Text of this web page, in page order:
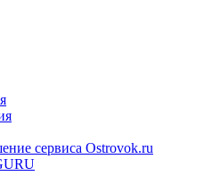
сервиса Ostrovok.ru